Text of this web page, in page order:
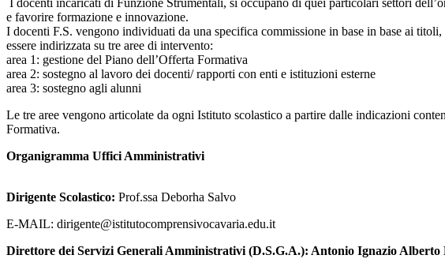
I docenti incaricati di Funzione Strumentali, si occupano di quei particolari settori
e favorire formazione e innovazione.
I docenti F.S. vengono individuati da una specifica commissione in base in base ai
essere indirizzata su tre aree di intervento:
area 1: gestione del Piano dell’Offerta Formativa
area 2: sostegno al lavoro dei docenti/ rapporti con enti e istituzioni esterne
area 3: sostegno agli alunni
Le tre aree vengono articolate da ogni Istituto scolastico a partire dalle indicazioni
Formativa.
Organigramma Uffici Amministrativi
Dirigente Scolastico: Prof.ssa Deborha Salvo
E-MAIL: dirigente@istitutocomprensivocavaria.edu.it
Direttore dei Servizi Generali Amministrativi (D.S.G.A.): Antonio Ignazio Alberto